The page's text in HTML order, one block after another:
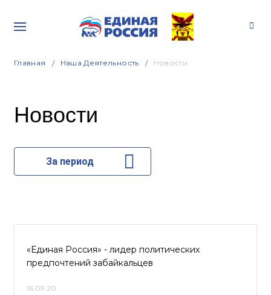
Главная Наша Деятельность Новости
Новости
За период
«Единая Россия» - лидер политических
предпочтений забайкальцев
16.09.20